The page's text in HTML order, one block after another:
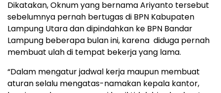
Dikatakan, Oknum yang bernama Ariyanto tersebut
sebelumnya pernah bertugas di BPN Kabupaten
Lampung Utara dan dipindahkan ke BPN Bandar
Lampung beberapa bulan ini, karena diduga pernah
membuat ulah di tempat bekerja yang lama.
“Dalam mengatur jadwal kerja maupun membuat
aturan selalu mengatas-namakan kepala kantor,